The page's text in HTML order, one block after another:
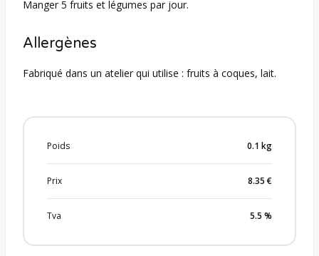
Manger 5 fruits et légumes par jour.
Allergènes
Fabriqué dans un atelier qui utilise : fruits à coques, lait.
Poids 0.1 kg
Prix 8.35 €
Tva 5.5 %